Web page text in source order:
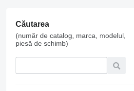
Căutarea
(număr de catalog, marca, modelul,
piesă de schimb)